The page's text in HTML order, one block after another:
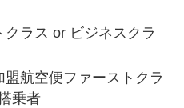
ラス or ビジネスクラ
航空便ファーストクラ
乗者